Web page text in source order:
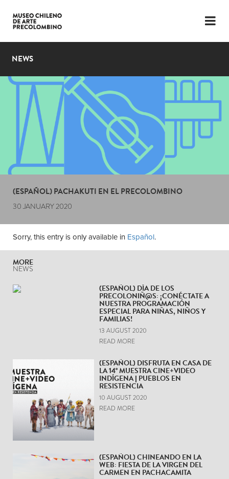
LANGUAGE
PLAN YOUR VISIT
EXHIBITIONS
COLLECTION
THE MUSEUM
NEWS
LATEST VIDEOS
NEWS
(ESPAÑOL) PACHAKUTI EN EL PRECOLOMBINO
30 JANUARY 2020
Sorry, this entry is only available in Español.
MORE
NEWS
(ESPAÑOL) DÍA DE LOS
PRECOLONIÑ@S: ¡CONÉCTATE A
NUESTRA PROGRAMACIÓN
ESPECIAL PARA NIÑAS, NIÑOS Y
FAMILIAS!
13 AUGUST 2020
READ MORE
(ESPAÑOL) DISFRUTA EN CASA DE
LA 14° MUESTRA CINE+VIDEO
INDÍGENA | PUEBLOS EN
RESISTENCIA
10 AUGUST 2020
READ MORE
(ESPAÑOL) CHINEANDO EN LA
WEB: FIESTA DE LA VIRGEN DEL
CARMEN EN PACHACAMITA